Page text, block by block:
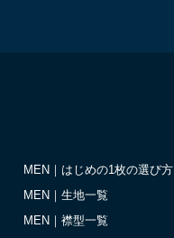
MEN｜はじめの1枚の選び方
MEN｜生地一覧
MEN｜襟型一覧